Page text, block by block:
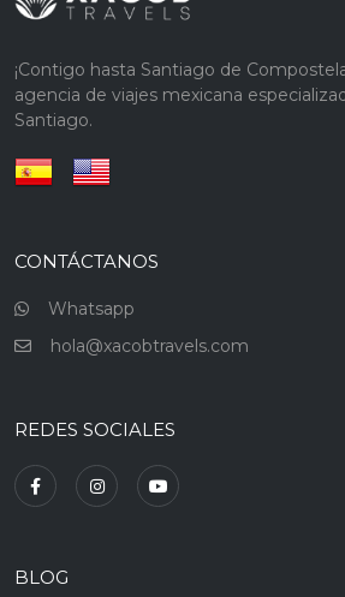
¡Contigo hasta Santiago de
agencia de viajes mexicana
Santiago.
CONTÁCTANOS
Whatsapp
hola@xacobtravels.com
REDES SOCIALES
BLOG